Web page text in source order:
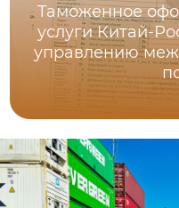
Таможенное
услуги Китай-
управлению